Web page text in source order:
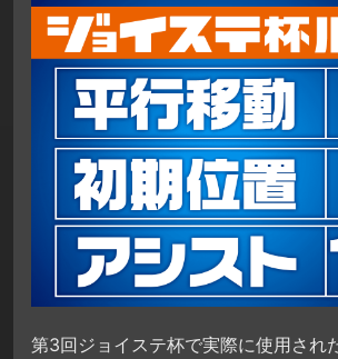
第3回ジョイステ杯で実際に使用され